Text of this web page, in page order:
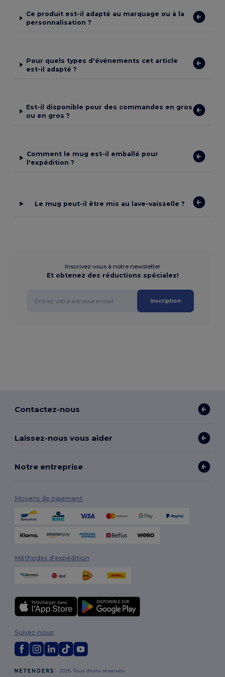
Ce produit est-il adapté au marquage ou à la
personnalisation ?
Pour quels types d'événements cet article
est-il adapté ?
Est-il disponible pour des commandes en gros
ou en gros ?
Comment le mug est-il emballé pour
l'expédition ?
Le mug peut-il être mis au lave-vaisselle ?
Inscrivez-vous à notre newsletter
Et obtenez des réductions spéciales!
Inscription
Contactez-nous
Laissez-nous vous aider
Notre entreprise
Moyens de paiement
Méthodes d'expédition
2026. Tous droits réservés
Suivez-nous